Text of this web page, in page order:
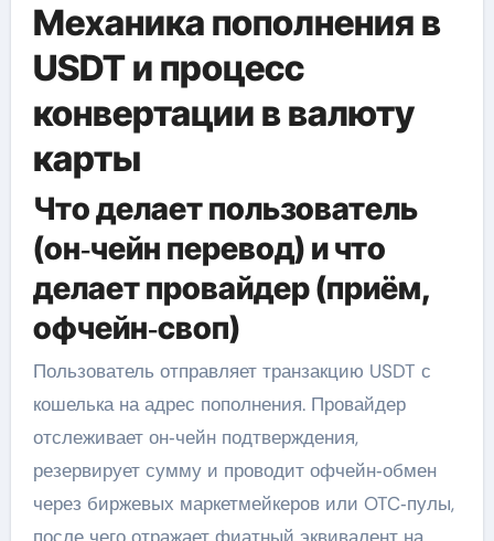
Механика пополнения в
USDT и процесс
конвертации в валюту
карты
Что делает пользователь
(он‑чейн перевод) и что
делает провайдер (приём,
офчейн‑своп)
Пользователь отправляет транзакцию USDT с
кошелька на адрес пополнения. Провайдер
отслеживает он‑чейн подтверждения,
резервирует сумму и проводит офчейн‑обмен
через биржевых маркетмейкеров или OTC‑пулы,